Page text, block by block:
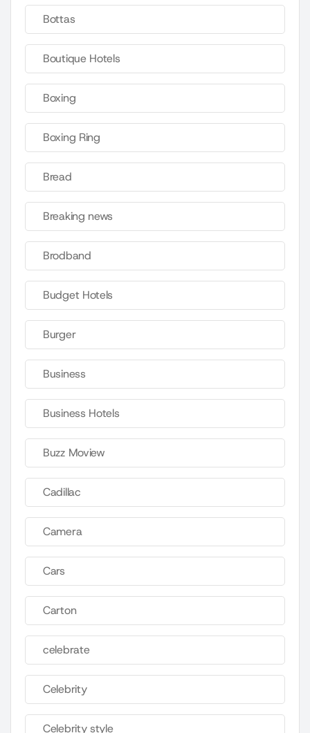
Bottas
Boutique Hotels
Boxing
Boxing Ring
Bread
Breaking news
Brodband
Budget Hotels
Burger
Business
Business Hotels
Buzz Moview
Cadillac
Camera
Cars
Carton
celebrate
Celebrity
Celebrity style